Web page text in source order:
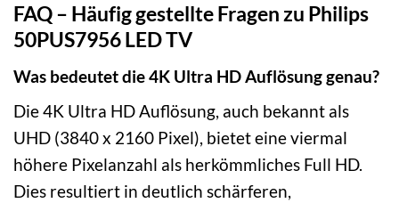
FAQ – Häufig gestellte Fragen zu Philips
50PUS7956 LED TV
Was bedeutet die 4K Ultra HD Auflösung genau?
Die 4K Ultra HD Auflösung, auch bekannt als
UHD (3840 x 2160 Pixel), bietet eine viermal
höhere Pixelanzahl als herkömmliches Full HD.
Dies resultiert in deutlich schärferen,